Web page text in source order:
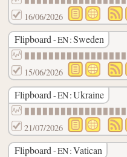
16/06/2026
Flipboard - EN :Sweden
15/06/2026
Flipboard - EN :Ukraine
21/07/2026
Flipboard - EN :Vatican